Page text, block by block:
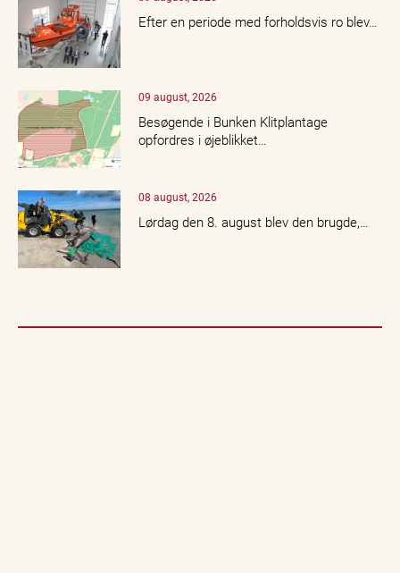
Efter en periode med forholdsvis ro blev…
09 august, 2026
Besøgende i Bunken Klitplantage
opfordres i øjeblikket…
08 august, 2026
Lørdag den 8. august blev den brugde,…